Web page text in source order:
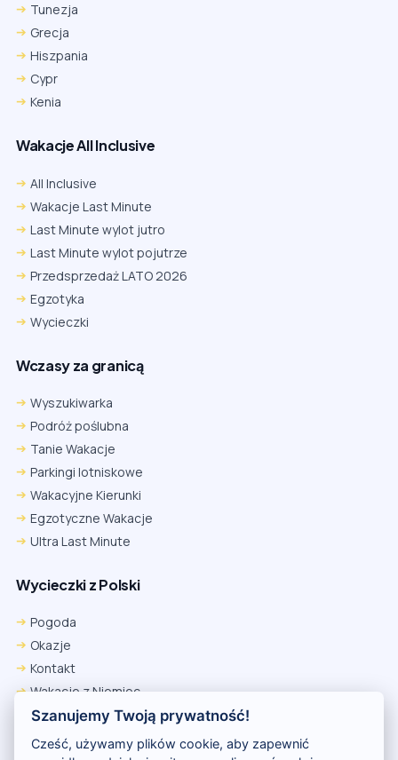
Tunezja
Grecja
Hiszpania
Cypr
Kenia
Wakacje All Inclusive
All Inclusive
Wakacje Last Minute
Last Minute wylot jutro
Last Minute wylot pojutrze
Przedsprzedaż LATO 2026
Egzotyka
Wycieczki
Wczasy za granicą
Wyszukiwarka
Podróż poślubna
Tanie Wakacje
Parkingi lotniskowe
Wakacyjne Kierunki
Egzotyczne Wakacje
Ultra Last Minute
Wycieczki z Polski
Pogoda
Okazje
Kontakt
Wakacje z Niemiec
Polityka Prywatności
Wakacje w Egipcie
Szanujemy Twoją prywatność!
Cześć, używamy plików cookie, aby zapewnić